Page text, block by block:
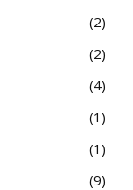
2
2
4
1
1
9